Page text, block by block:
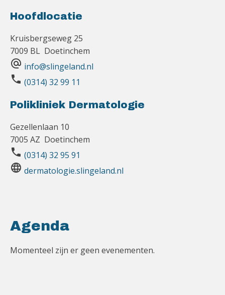
Hoofdlocatie
Kruisbergseweg 25
7009 BL Doetinchem
alternate_email info@slingeland.nl
phone (0314) 32 99 11
Polikliniek Dermatologie
Gezellenlaan 10
7005 AZ Doetinchem
phone (0314) 32 95 91
language dermatologie.slingeland.nl
Agenda
Momenteel zijn er geen evenementen.